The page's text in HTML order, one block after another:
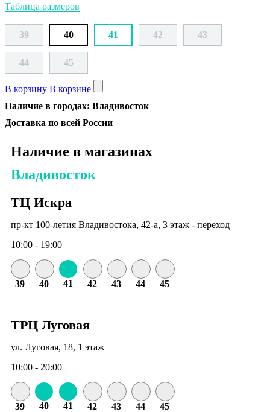
Таблица размеров
39 40 41 42 43
44 45
В корзину В корзине
Наличие в городах: Владивосток
Доставка по всей России
Наличие в магазинах
Владивосток
ТЦ Искра
пр-кт 100-летия Владивостока, 42-а, 3 этаж - переход
10:00 - 19:00
39 40 41 42 43 44 45
ТРЦ Луговая
ул. Луговая, 18, 1 этаж
10:00 - 20:00
39 40 41 42 43 44 45